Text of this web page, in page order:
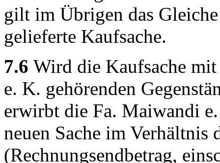
gilt im Übrigen das
gelieferte Kaufsache.
7.6 Wird die Kaufsache
e. K. gehörenden
erwirbt die Fa. Maiwandi
neuen Sache im Verhältnis
(Rechnungsendbetrag,